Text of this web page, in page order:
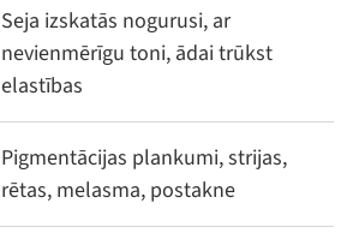
Seja izskatās nogurusi, ar
nevienmērīgu toni, ādai trūkst
elastības
Pigmentācijas plankumi, strijas,
rētas, melasma, postakne